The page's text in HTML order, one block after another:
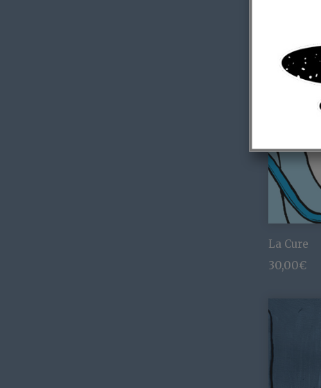
La Cure
30,00€